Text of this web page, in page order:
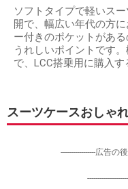
ソフトタイプで軽いス
開で、幅広い年代の方
ー付きのポケットがあ
うれしいポイントです
で、LCC搭乗用に購入す
スーツケースおしゃ
-----------------広告の